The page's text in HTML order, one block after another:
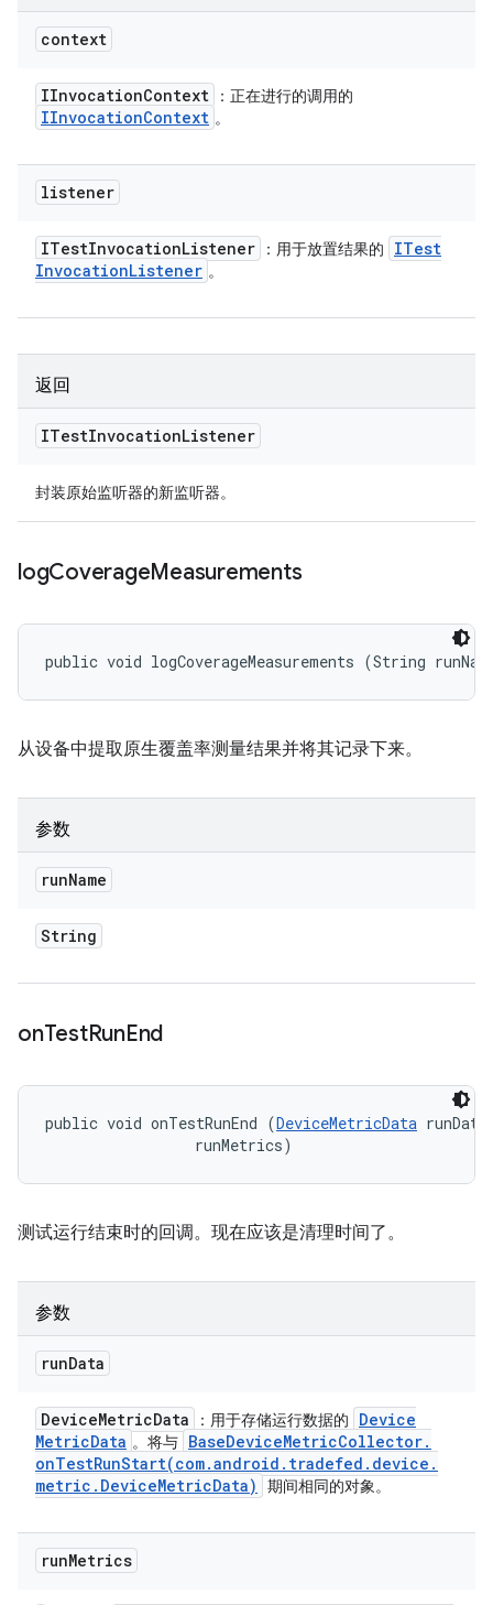
context
IInvocationContext ：正在进行的调用的
IInvocationContext 。
listener
ITestInvocationListener ：用于放置结果的
ITest
InvocationListener 。
返回
ITestInvocationListener
封装原始监听器的新监听器。
logCoverageMeasurements
public void logCoverageMeasurements (String
从设备中提取原生覆盖率测量结果并将其记录下来。
参数
runName
String
onTestRunEnd
public void onTestRunEnd (DeviceMetricData
runMetrics)
测试运行结束时的回调。现在应该是清理时间了。
参数
runData
DeviceMetricData ：用于存储运行数据的
Device
MetricData 。将与 BaseDeviceMetricCollector.
onTestRunStart(com.android . tradefed . device .
metric . DeviceMetricData) 期间相同的对象。
runMetrics